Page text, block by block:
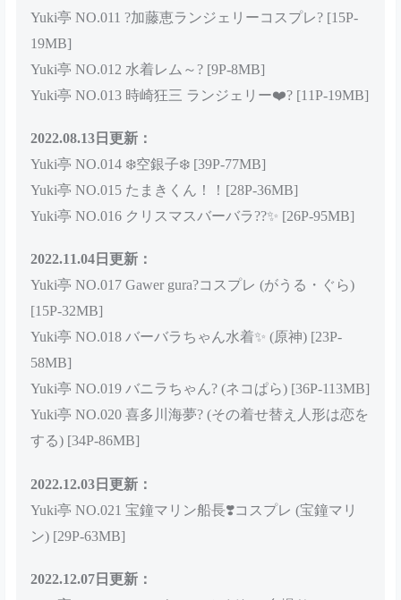
Yuki亭 NO.011 ?加藤恵ランジェリーコスプレ? [15P-
19MB]
Yuki亭 NO.012 水着レム～? [9P-8MB]
Yuki亭 NO.013 時崎狂三 ランジェリー❤️? [11P-19MB]
2022.08.13日更新：
Yuki亭 NO.014 ❄️空銀子❄️ [39P-77MB]
Yuki亭 NO.015 たまきくん！！[28P-36MB]
Yuki亭 NO.016 クリスマスバーバラ??✨ [26P-95MB]
2022.11.04日更新：
Yuki亭 NO.017 Gawer gura?コスプレ (がうる・ぐら)
[15P-32MB]
Yuki亭 NO.018 バーバラちゃん水着✨ (原神) [23P-
58MB]
Yuki亭 NO.019 バニラちゃん? (ネコぱら) [36P-113MB]
Yuki亭 NO.020 喜多川海夢? (その着せ替え人形は恋を
する) [34P-86MB]
2022.12.03日更新：
Yuki亭 NO.021 宝鐘マリン船長❣️コスプレ (宝鐘マリ
ン) [29P-63MB]
2022.12.07日更新：